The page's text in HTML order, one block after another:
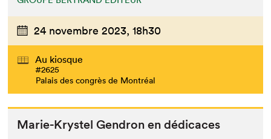
24 novembre 2023, 18h30
Au kiosque
#2625
Palais des congrès de Montréal
Marie-Krys­tel Gen­dron en dédicaces